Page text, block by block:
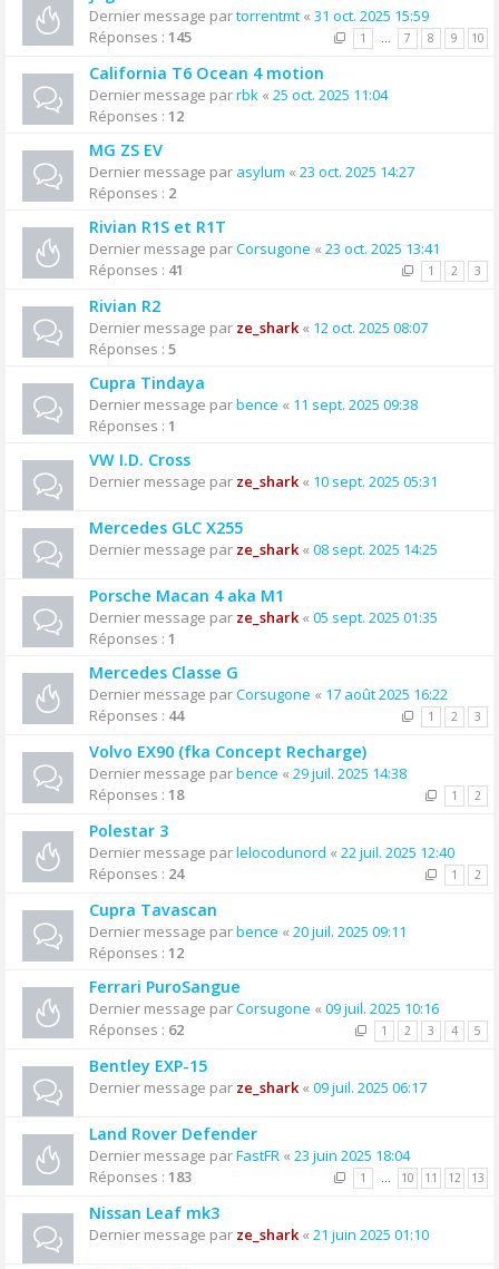
Dernier message partorrentmt « 31 oct. 2025 15:59
Réponses : 145 1 … 7 8 9 10
California T6 Ocean 4 motion
Dernier message parrbk « 25 oct. 2025 11:04
Réponses : 12
MG ZS EV
Dernier message par asylum « 23 oct. 2025 14:27
Réponses : 2
Rivian R1S et R1T
Dernier message parCorsugone « 23 oct. 2025 13:41
Réponses : 41 1 2 3
Rivian R2
Dernier message par ze_shark« 12 oct. 2025 08:07
Réponses : 5
Cupra Tindaya
Dernier message parbence « 11 sept. 2025 09:38
Réponses : 1
VW I.D. Cross
Dernier message par ze_shark« 10 sept. 2025 05:31
Mercedes GLC X255
Dernier message par ze_shark« 08 sept. 2025 14:25
Porsche Macan 4 aka M1
Dernier message par ze_shark« 05 sept. 2025 01:35
Réponses : 1
Mercedes Classe G
Dernier message parCorsugone « 17 août 2025 16:22
Réponses : 44 1 2 3
Volvo EX90 (fka Concept Recharge)
Dernier message parbence « 29 juil. 2025 14:38
Réponses : 18 1 2
Polestar 3
Dernier message parlelocodunord « 22 juil. 2025 12:40
Réponses : 24 1 2
Cupra Tavascan
Dernier message parbence « 20 juil. 2025 09:11
Réponses : 12
Ferrari PuroSangue
Dernier message parCorsugone « 09 juil. 2025 10:16
Réponses : 62 1 2 3 4 5
Bentley EXP-15
Dernier message par ze_shark« 09 juil. 2025 06:17
Land Rover Defender
Dernier message parFastFR « 23 juin 2025 18:04
Réponses : 183 1 … 10 11 12 13
Nissan Leaf mk3
Dernier message par ze_shark« 21 juin 2025 01:10